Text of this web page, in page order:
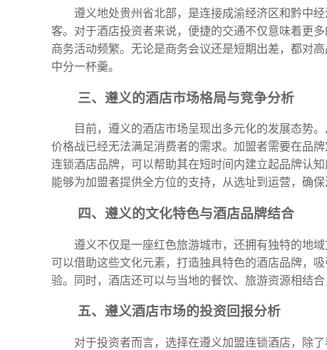
遵义地处贵州省北部，是连接成渝经济区和黔中
客。对于酒店投资者来说，便捷的交通不仅意味着更
商务活动频繁。无论是商务会议还是短期出差，都对
中分一杯羹。
三、遵义的酒店市场格局与竞争分析
目前，遵义的酒店市场呈现出多元化的发展态势
价格战已经无法满足消费者的需求。加盟者需要在品
连锁酒店品牌，可以帮助其在短时间内建立起品牌认
能够为加盟者提供全方位的支持，从选址到运营，确保
四、遵义的文化特色与酒店品牌结合
遵义不仅是一座红色旅游城市，还拥有独特的地
可以借助这些文化元素，打造独具特色的酒店品牌，
验。同时，酒店还可以与当地的餐饮、旅游资源相结
五、遵义酒店市场的投资回报分析
对于投资者而言，选择在遵义加盟连锁酒店，除